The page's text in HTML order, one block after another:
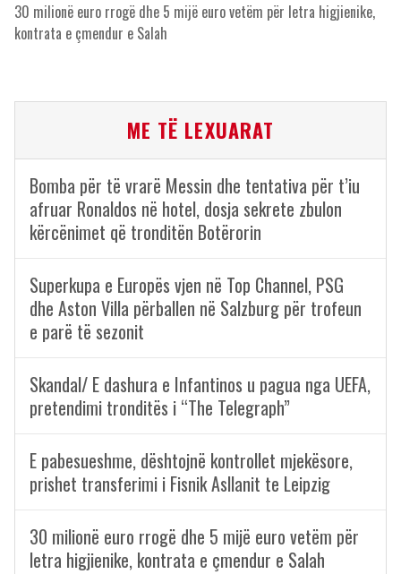
30 milionë euro rrogë dhe 5 mijë euro vetëm për letra higjienike,
kontrata e çmendur e Salah
ME TË LEXUARAT
Bomba për të vrarë Messin dhe tentativa për t’iu
afruar Ronaldos në hotel, dosja sekrete zbulon
kërcënimet që tronditën Botërorin
Superkupa e Europës vjen në Top Channel, PSG
dhe Aston Villa përballen në Salzburg për trofeun
e parë të sezonit
Skandal/ E dashura e Infantinos u pagua nga UEFA,
pretendimi tronditës i “The Telegraph”
E pabesueshme, dështojnë kontrollet mjekësore,
prishet transferimi i Fisnik Asllanit te Leipzig
30 milionë euro rrogë dhe 5 mijë euro vetëm për
letra higjienike, kontrata e çmendur e Salah